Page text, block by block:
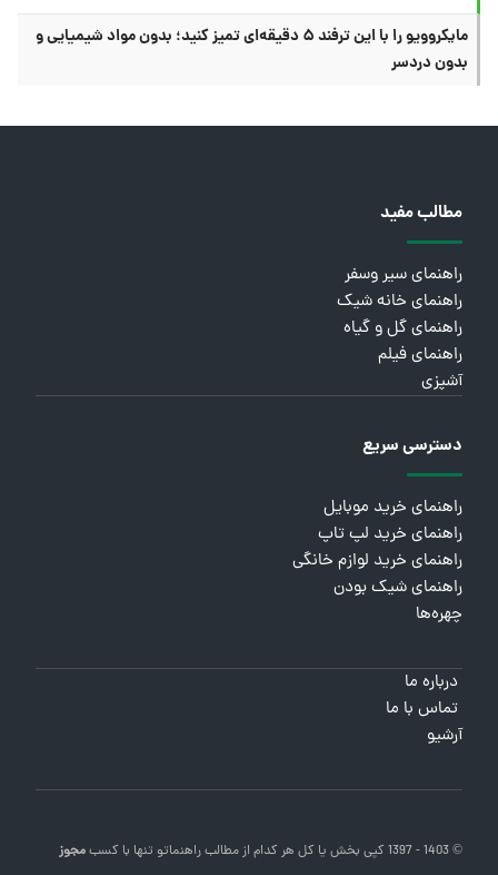
مایکروویو را با این ترفند ۵ دقیقه‌ای تمیز کنید؛ بدون مواد شیمیایی و
بدون دردسر
مطالب مفید
راهنمای سیر وسفر
راهنمای خانه شیک
راهنمای گل و گیاه
راهنمای فیلم
آشپزی
دسترسی سریع
راهنمای خرید موبایل
راهنمای خرید لپ تاپ
راهنمای خرید لوازم خانگی
راهنمای شیک بودن
چهره‌ها
درباره ما
تماس با ما
آرشیو
© 1403 - 1397 کپی بخش یا کل هر کدام از مطالب راهنماتو تنها با کسبمجوز